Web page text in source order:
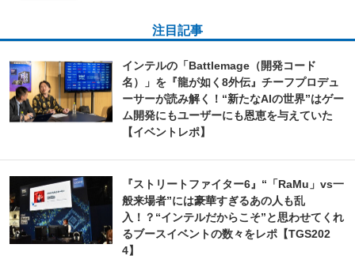
注目記事
インテルの「Battlemage（開発コード
名）」を『龍が如く8外伝』チーフプロデュ
ーサーが読み解く！“新たなAIの世界”はゲー
ム開発にもユーザーにも恩恵を与えていた
【イベントレポ】
『ストリートファイター6』“「RaMu」vs一
般来場者”には豪華すぎるあの人も乱
入！？“インテルだからこそ”と思わせてくれ
るブースイベントの数々をレポ【TGS202
4】